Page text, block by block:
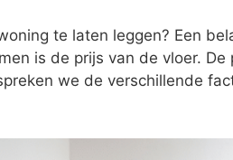
te laten leggen? Een
is de prijs van de vloer.
we de verschillende